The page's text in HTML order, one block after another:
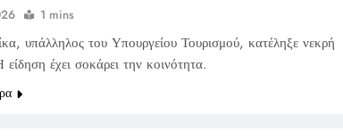
1 mins
υπάλληλος του Υπουργείου Τουρισμού, κατέληξε νεκρή
έχει σοκάρει την κοινότητα.